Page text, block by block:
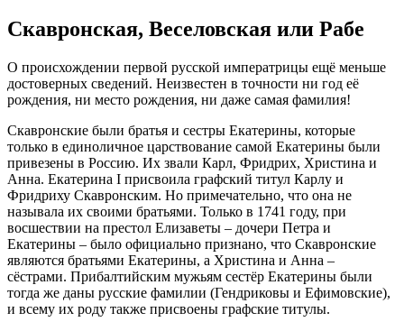
Скавронская, Веселовская или Рабе
О происхождении первой русской императрицы ещё меньше
достоверных сведений. Неизвестен в точности ни год её
рождения, ни место рождения, ни даже самая фамилия!
Скавронские были братья и сестры Екатерины, которые
только в единоличное царствование самой Екатерины были
привезены в Россию. Их звали Карл, Фридрих, Христина и
Анна. Екатерина I присвоила графский титул Карлу и
Фридриху Скавронским. Но примечательно, что она не
называла их своими братьями. Только в 1741 году, при
восшествии на престол Елизаветы – дочери Петра и
Екатерины – было официально признано, что Скавронские
являются братьями Екатерины, а Христина и Анна –
сёстрами. Прибалтийским мужьям сестёр Екатерины были
тогда же даны русские фамилии (Гендриковы и Ефимовские),
и всему их роду также присвоены графские титулы.